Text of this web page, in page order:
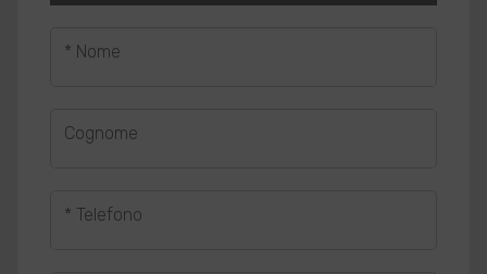
* Nome
Cognome
* Telefono